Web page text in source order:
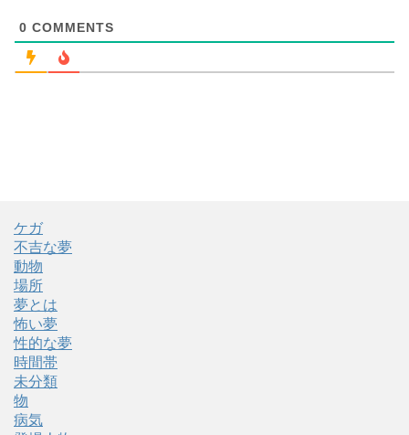
0 COMMENTS
ケガ
不吉な夢
動物
場所
夢とは
怖い夢
性的な夢
時間帯
未分類
物
病気